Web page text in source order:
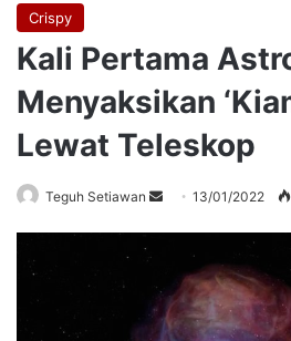
Crispy
Kali Pertama
Menyaksikan
Lewat Teleskop
Teguh Setiawan
Send13/01/2022